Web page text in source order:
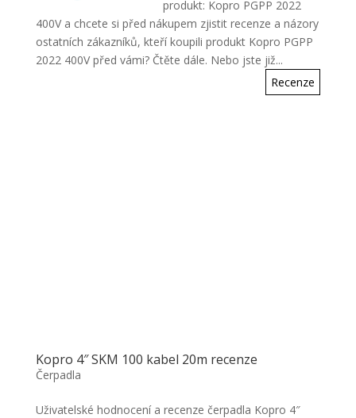
produkt: Kopro PGPP 2022
400V a chcete si před nákupem zjistit recenze a názory
ostatních zákazníků, kteří koupili produkt Kopro PGPP
2022 400V před vámi? Čtěte dále. Nebo jste již...
Recenze
Kopro 4″ SKM 100 kabel 20m recenze
Čerpadla
Uživatelské hodnocení a recenze čerpadla Kopro 4″